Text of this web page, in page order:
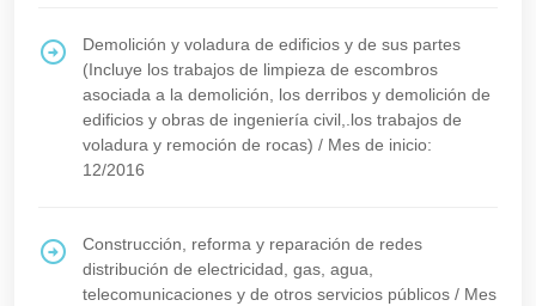
Demolición y voladura de edificios y de sus partes
(Incluye los trabajos de limpieza de escombros
asociada a la demolición, los derribos y demolición de
edificios y obras de ingeniería civil,.los trabajos de
voladura y remoción de rocas) / Mes de inicio:
12/2016
Construcción, reforma y reparación de redes
distribución de electricidad, gas, agua,
telecomunicaciones y de otros servicios públicos / Mes